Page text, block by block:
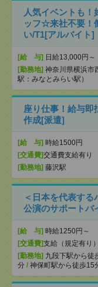
人気イベントも！
ッフ☆来社不要！
い/T1[アルバイト]
[給 与] 日給13,000円～
[勤務地] 神奈川県横浜市
駅：みなとみらい駅）
座り仕事！給与即
作成[派遣]
[給 与] 時給1500円
[交通費]交通費支給有り
[勤務地] 藤沢駅
＜日本を代表す
公演のサポートバ
[給 与] 時給1250円～
[交通費]支給（規定有り）
[勤務地] 九段下駅から徒
分 / 神保町駅から徒歩15